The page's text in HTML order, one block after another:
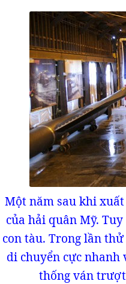
Một năm sau khi
của hải quân Mỹ.
con tàu. Trong lần
di chuyển cực nhanh
thống ván